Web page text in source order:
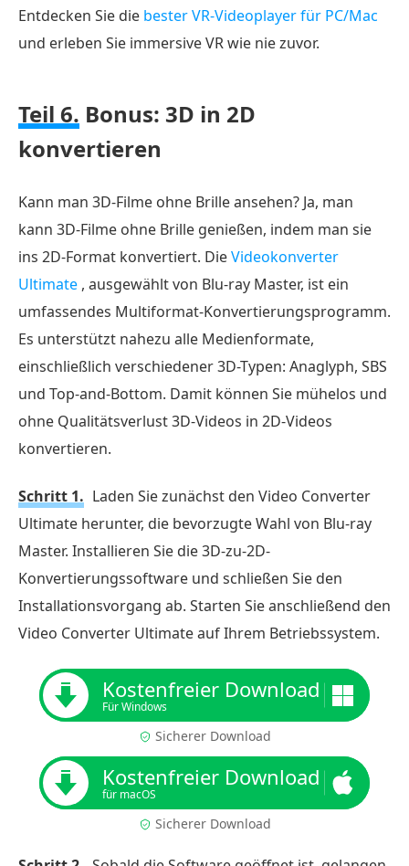
Entdecken Sie die bester VR-Videoplayer für PC/Mac
und erleben Sie immersive VR wie nie zuvor.
Teil 6. Bonus: 3D in 2D
konvertieren
Kann man 3D-Filme ohne Brille ansehen? Ja, man
kann 3D-Filme ohne Brille genießen, indem man sie
ins 2D-Format konvertiert. DieVideokonverter
Ultimate , ausgewählt von Blu-ray Master, ist ein
umfassendes Multiformat-Konvertierungsprogramm.
Es unterstützt nahezu alle Medienformate,
einschließlich verschiedener 3D-Typen: Anaglyph, SBS
und Top-and-Bottom. Damit können Sie mühelos und
ohne Qualitätsverlust 3D-Videos in 2D-Videos
konvertieren.
Schritt 1. Laden Sie zunächst den Video Converter
Ultimate herunter, die bevorzugte Wahl von Blu-ray
Master. Installieren Sie die 3D-zu-2D-
Konvertierungssoftware und schließen Sie den
Installationsvorgang ab. Starten Sie anschließend den
Video Converter Ultimate auf Ihrem Betriebssystem.
Kostenfreier Download
Für Windows
Sicherer Download
Kostenfreier Download
für macOS
Sicherer Download